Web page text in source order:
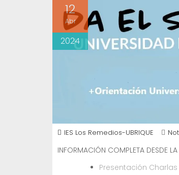
12
Abr
2024
IES Los Remedios-UBRIQUE
INFORMACIÓN COMPLETA DESDE
Presentación